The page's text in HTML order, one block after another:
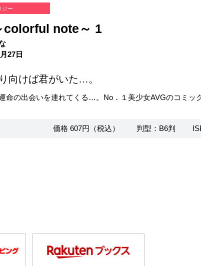
ジー
colorful note～ 1
27日
向けば君がいた…。
命の出会いを連れてくる…。No．１美少女AVGのコミッ
価格 607円（税込） 判型：B6判